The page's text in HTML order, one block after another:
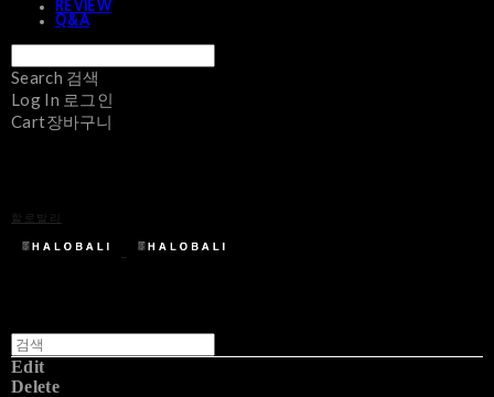
REVIEW
Q&A
Search 검색
Log In 로그인
Cart장바구니
할로발리
Edit
Delete